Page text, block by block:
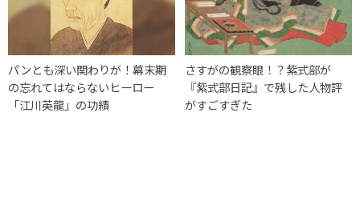
パンとも深い関わりが！幕末期
の忘れてはならないヒーロー
「江川英龍」の功績
さすがの観察眼！？紫式部が
『紫式部日記』で残した人物評
がすごすぎた